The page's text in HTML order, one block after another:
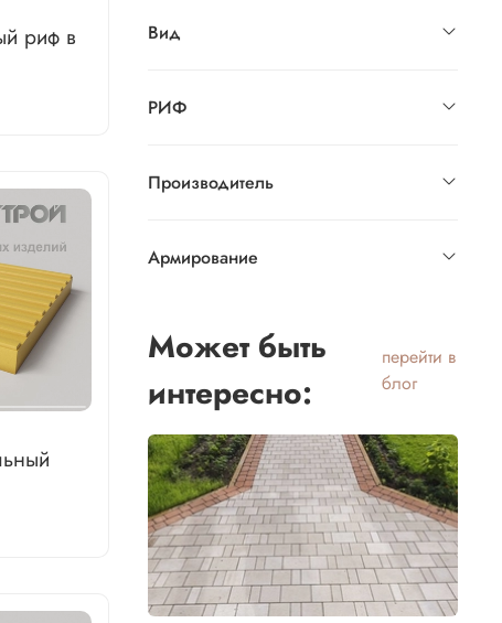
риф в Вид
РИФ
Производитель
Армирование
Может быть
интересно:
перейти в
блог